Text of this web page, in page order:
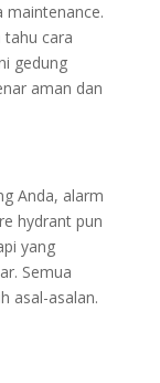
maintenance.
tahu cara
gedung
aman dan
Anda, alarm
hydrant pun
yang
Semua
asal-asalan.